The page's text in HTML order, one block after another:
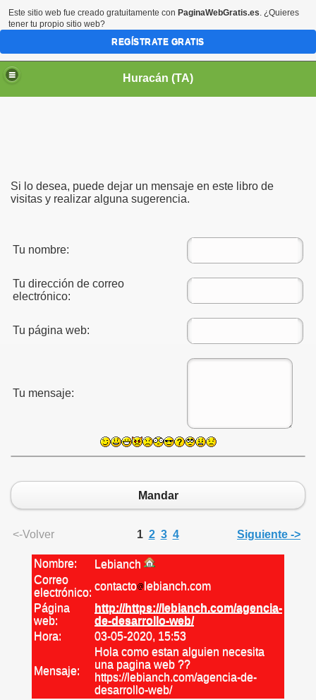
Huracán (TA)
Si lo desea, puede dejar un mensaje en este libro de
visitas y realizar alguna sugerencia.
Tu nombre:
Tu dirección de correo
electrónico:
Tu página web:
Tu mensaje:
Mandar
<-Volver 1 2 3 4 Siguiente ->
Nombre:
Lebianch
Correo
electrónico:
contacto
lebianch.com
Página
web:
http://https://lebianch.com/agencia-
de-desarrollo-web/
Hora:
03-05-2020, 15:53
Mensaje:
Hola como estan alguien necesita
una pagina web ??
https://lebianch.com/agencia-de-
desarrollo-web/
Este sitio web fue creado gratuitamente con PaginaWebGratis.es. ¿Quieres
tener tu propio sitio web?
REGÍSTRATE GRATIS